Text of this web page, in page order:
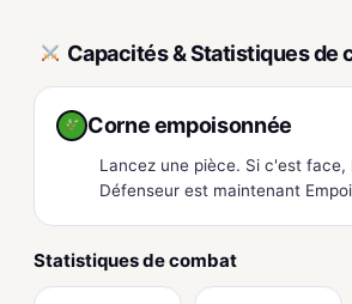
Capacités & Statistiques de
Corne empoisonnée
Lancez une pièce. Si c'est face,
Défenseur est maintenant
Statistiques de combat